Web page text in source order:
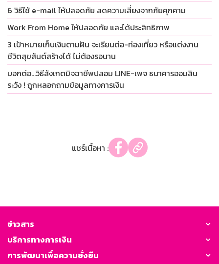
6 วิธีใช้ e-mail ให้ปลอดภัย ลดความเสี่ยงจากภัยคุกคาม
Work From Home ให้ปลอดภัย และได้ประสิทธิภาพ
3 เป้าหมายเก็บเงินตามฝัน จะเรียนต่อ-ท่องเที่ยว หรือแต่งงาน
ชีวิตสุขสันต์สร้างได้ ไม่ต้องรอนาน
บอกต่อ…วิธีสังเกตมิจฉาชีพปลอม LINE-เพจ ธนาคารออมสิน
ระวัง ! ถูกหลอกถามข้อมูลทางการเงิน
แชร์เนื้อหา :
ข่าวสาร
บริการทางการเงิน
การพัฒนาเพื่อความยั่งยืน